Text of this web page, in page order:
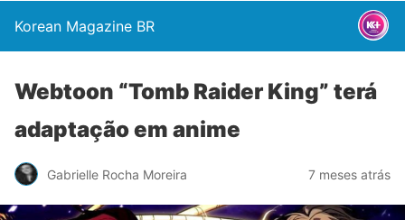
Korean Magazine BR
Webtoon “Tomb Raider King” terá
adaptação em anime
Gabrielle Rocha Moreira 7 meses atrás